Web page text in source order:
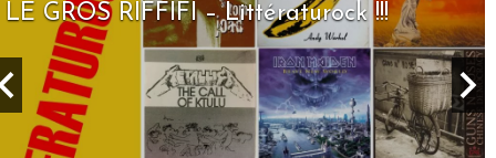
LE GROS RIFFIFI – Littératurock !!!